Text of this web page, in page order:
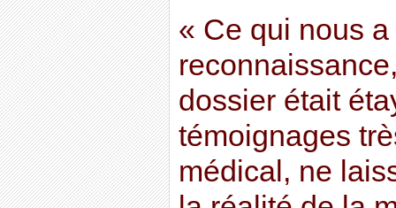
« Ce qui nous
dossier était
témoignages
médical, ne